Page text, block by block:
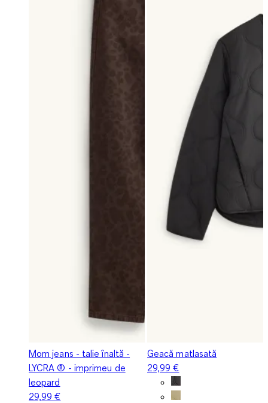
Mom jeans - talie înaltă -
LYCRA ® - imprimeu de
leopard
29,99 €
Geacă matlasată
29,99 €